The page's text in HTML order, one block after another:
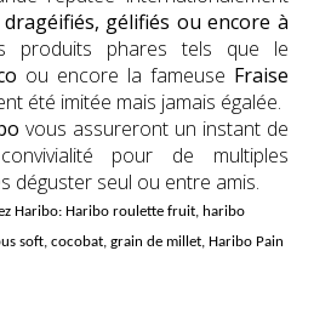
gélifiés ou encore à
produits phares tels que le
ou encore la fameuse Fraise
été imitée mais jamais égalée.
vous assureront un instant de
pour de multiples
déguster seul ou entre amis.
Haribo: Haribo roulette fruit, haribo
soft, cocobat, grain de millet, Haribo Pain